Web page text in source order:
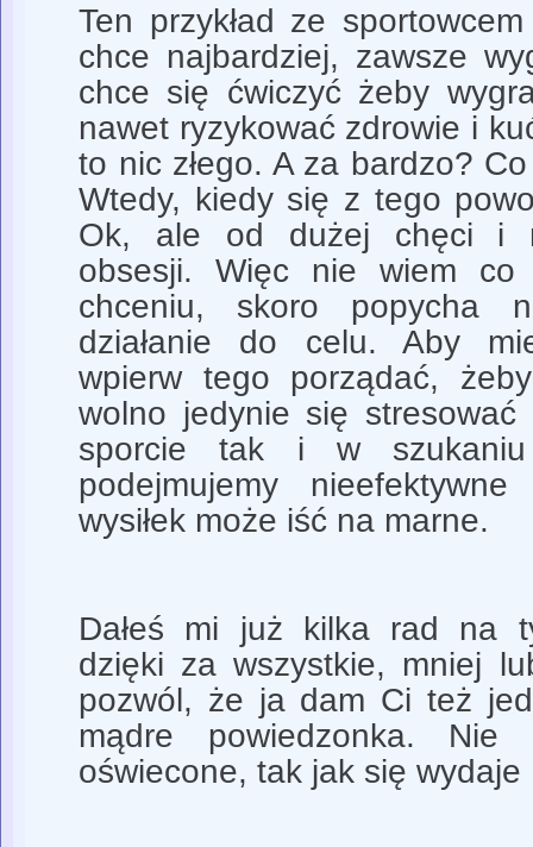
Ten przykład ze
chce najbardziej, zawsze
chce się ćwiczyć żeby
nawet ryzykować zdrowie i
to nic złego. A za bardzo?
Wtedy, kiedy się z tego
Ok, ale od dużej chęci i
obsesji. Więc nie wiem co
chceniu, skoro popycha
działanie do celu. Aby
wpierw tego porządać,
wolno jedynie się
sporcie tak i w szukaniu
podejmujemy
wysiłek może iść na marne.
Dałeś mi już kilka rad na
dzięki za wszystkie, mniej
pozwól, że ja dam Ci też
mądre powiedzonka.
oświecone, tak jak się wydaje